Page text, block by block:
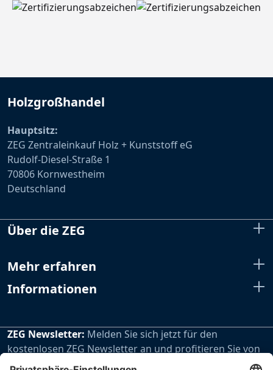
Holzgroßhandel
Hauptsitz:
ZEG Zentraleinkauf Holz + Kunststoff eG
Rudolf-Diesel-Straße 1
70806 Kornwestheim
Deutschland
Über die ZEG
Mehr erfahren
Informationen
ZEG Newsletter: Melden Sie sich jetzt für den
kostenlosen ZEG Newsletter an und profitieren Sie von
den extra Vorteilen unseres regelmäßig erscheinenden